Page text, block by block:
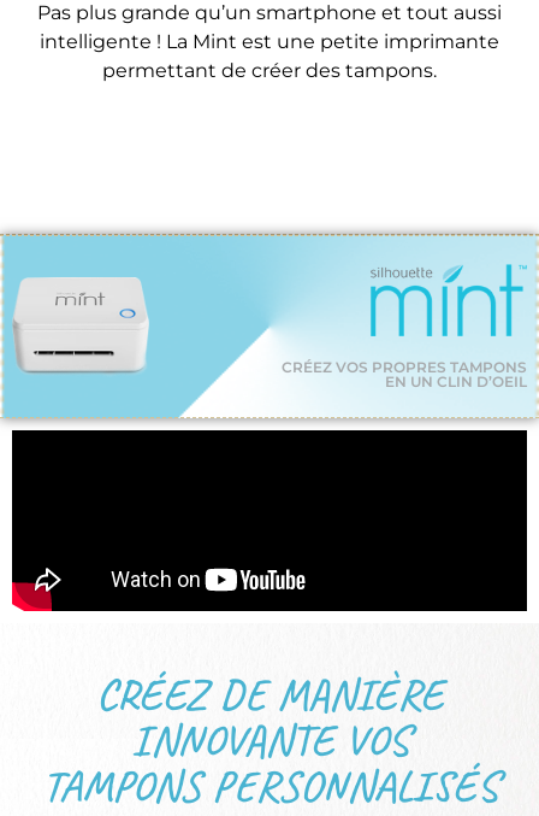
Pas plus grande qu’un smartphone et tout aussi
intelligente ! La Mint est une petite imprimante
permettant de créer des tampons.
CRÉEZ VOS PROPRES TAMPONS
EN UN CLIN D’OEIL
CRÉEZ DE MANIÈRE
INNOVANTE VOS
TAMPONS PERSONNALISÉS